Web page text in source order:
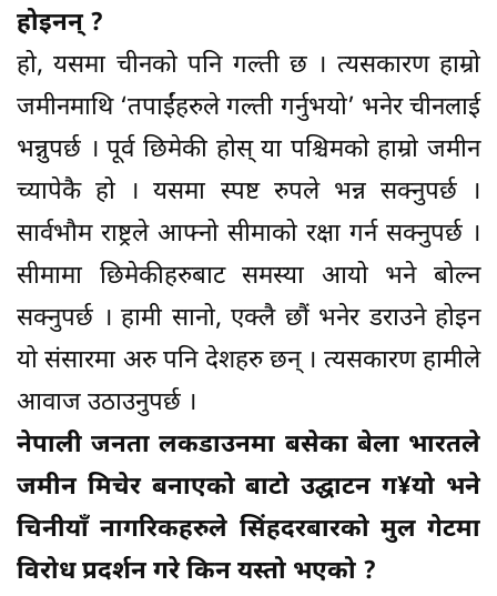
होइनन् ?
हो, यसमा चीनको पनि गल्ती छ । त्यसकारण हाम्रो
जमीनमाथि ‘तपाईंहरुले गल्ती गर्नुभयो’ भनेर चीनलाई
भन्नुपर्छ । पूर्व छिमेकी होस् या पश्चिमको हाम्रो जमीन
च्यापेकै हो । यसमा स्पष्ट रुपले भन्न सक्नुपर्छ ।
सार्वभौम राष्ट्रले आफ्नो सीमाको रक्षा गर्न सक्नुपर्छ ।
सीमामा छिमेकीहरुबाट समस्या आयो भने बोल्न
सक्नुपर्छ । हामी सानो, एक्लै छौं भनेर डराउने होइन
यो संसारमा अरु पनि देशहरु छन् । त्यसकारण हामीले
आवाज उठाउनुपर्छ ।
नेपाली जनता लकडाउनमा बसेका बेला भारतले
जमीन मिचेर बनाएको बाटो उद्घाटन ग¥यो भने
चिनीयाँ नागरिकहरुले सिंहदरबारको मुल गेटमा
विरोध प्रदर्शन गरे किन यस्तो भएको ?